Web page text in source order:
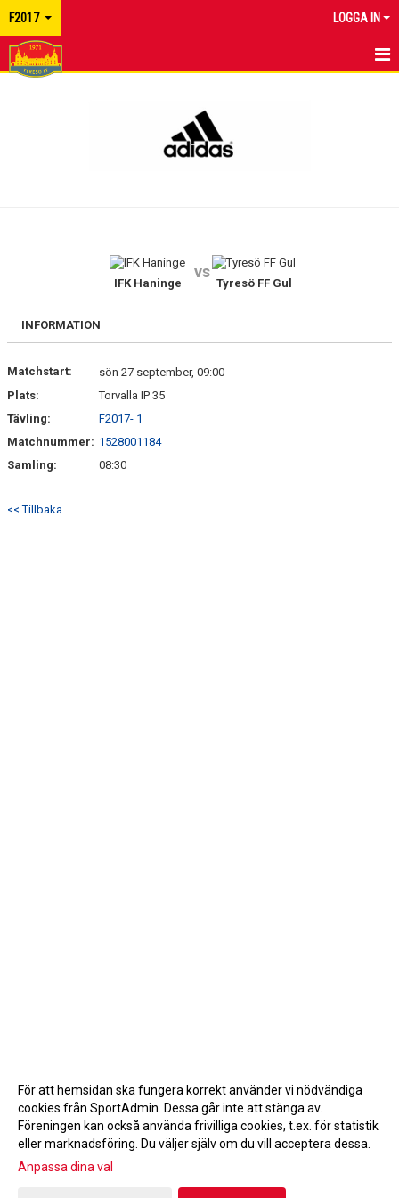
F2017 LOGGA IN
DOKUMENT
IFK Haninge
vs
Tyresö FF Gul
INFORMATION
Matchstart:
sön 27 september, 09:00
Plats:
Torvalla IP 35
Tävling:
F2017- 1
Matchnummer: 1528001184
Samling:
08:30
<< Tillbaka
Gå till Webbversion
För att hemsidan ska fungera korrekt använder vi nödvändiga
cookies från SportAdmin. Dessa går inte att stänga av.
Föreningen kan också använda frivilliga cookies, t.ex. för statistik
eller marknadsföring. Du väljer själv om du vill acceptera dessa.
Anpassa dina val